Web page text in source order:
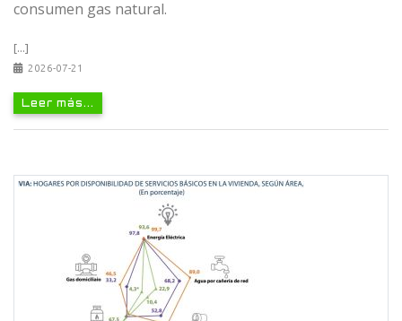
consumen gas natural.
[...]
2026-07-21
Leer más...